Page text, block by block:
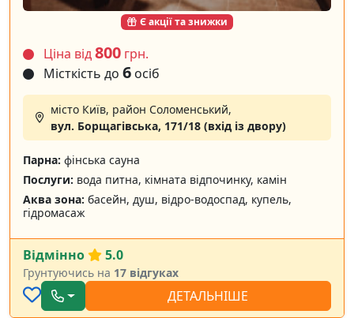
Є акції та знижки
Ціна від800 грн.
Місткість до 6 осіб
місто Київ, район Соломенський,
вул. Борщагівська, 171/18 (вхід із двору)
Парна: фінська сауна
Послуги: вода питна, кімната відпочинку, камін
Аква зона: басейн, душ, відро-водоспад, купель,
гідромасаж
Відмінно 5.0
Грунтуючись на 17 відгуках
ДЕТАЛЬНІШЕ